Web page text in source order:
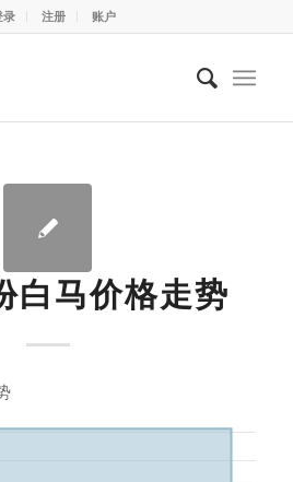
录 注册 账户
白马价格走势